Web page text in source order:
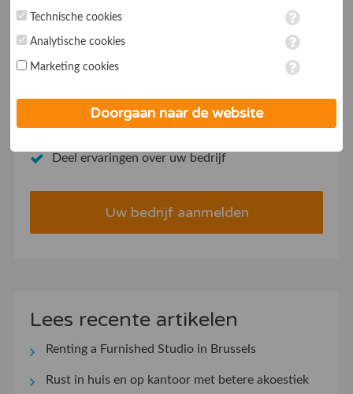
1 2 ... 3 182
Aanmelden als bedrijf
Verhoog uw conversie
Deel ervaringen over uw bedrijf
Uw bedrijf aanmelden
Lees recente artikelen
Renting a Furnished Studio in Brussels
Rust in huis en op kantoor met betere akoestiek
marketing cookies worden persoonsgegevens verwerkt. Je geeft
toestemming voor deze verwerking wanneer je hieronder een
op ieder moment aanpassen in de
. Lees voor meer
Technische cookies
Analytische cookies
Marketing cookies
Doorgaan naar de website